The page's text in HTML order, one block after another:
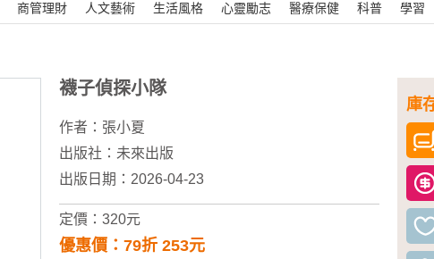
商管理財 人文藝術 生活風格 心靈勵志 醫療保健 科普 學習
庫
襪子偵探小隊
作者： 張小夏
出版社： 未來出版
出版日期：2026-04-23
定價：320元
優惠價：79折 253元